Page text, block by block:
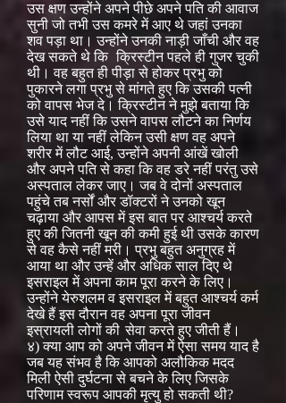
उस क्षण उन्होंने अपने पीछे अपने पति की आवाज
सुनी जो तभी उस कमरे में आए थे जहां उनका
शव पड़ा था। उन्होंने उनकी नाड़ी जाँची और वह
देख सकते थे कि क्रिस्टीन पहले ही गुजर चुकी
थी। वह बहुत ही पीड़ा से होकर प्रभु को
पुकारने लगा प्रभु से मांगते हुए कि उसकी पत्नी
को वापस भेज दे। क्रिस्टीन ने मुझे बताया कि
उसे याद नहीं कि उसने वापस लौटने का निर्णय
लिया था या नहीं लेकिन उसी क्षण वह अपने
शरीर में लौट आई, उन्होंने अपनी आंखें खोली
और अपने पति से कहा कि वह डरे नहीं परंतु उसे
अस्पताल लेकर जाए। जब वे दोनों अस्पताल
पहुंचे तब नर्सों और डॉक्टरों ने उनको खून
चढ़ाया और आपस में इस बात पर आश्चर्य करते
हुए की जितनी खून की कमी हुई थी उसके कारण
से वह कैसे नहीं मरी। प्रभु बहुत अनुग्रह में
आया था और उन्हें और अधिक साल दिए थे
इसराइल में अपना काम पूरा करने के लिए।
उन्होंने येरुशलम व इसराइल में बहुत आश्चर्य कर्म
देखे हैं इस दौरान वह अपना पूरा जीवन
इस्रायली लोगों की सेवा करते हुए जीती हैं।
४) क्या आप को अपने जीवन में ऐसा समय याद है
जब यह संभव है कि आपको अलौकिक मदद
मिली ऐसी दुर्घटना से बचने के लिए जिसके
परिणाम स्वरूप आपकी मृत्यु हो सकती थी?